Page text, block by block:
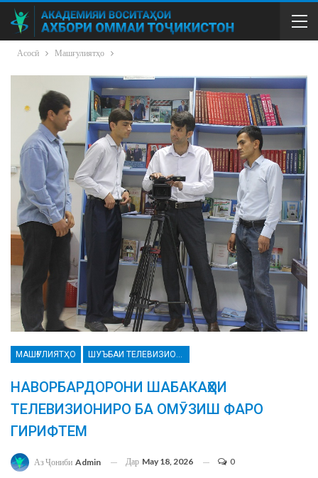
Асосӣ Машғулиятҳо
МАШҒУЛИЯТҲО ШУЪБАИ ТЕЛЕВИЗИОН ВА РАДИО
НАВОРБАРДОРОНИ ШАБАКАҲОИ
ТЕЛЕВИЗИОНИРО БА ОМӮЗИШ ФАРО
ГИРИФТЕМ
Аз Ҷониби Admin Дар May 18, 2026 0